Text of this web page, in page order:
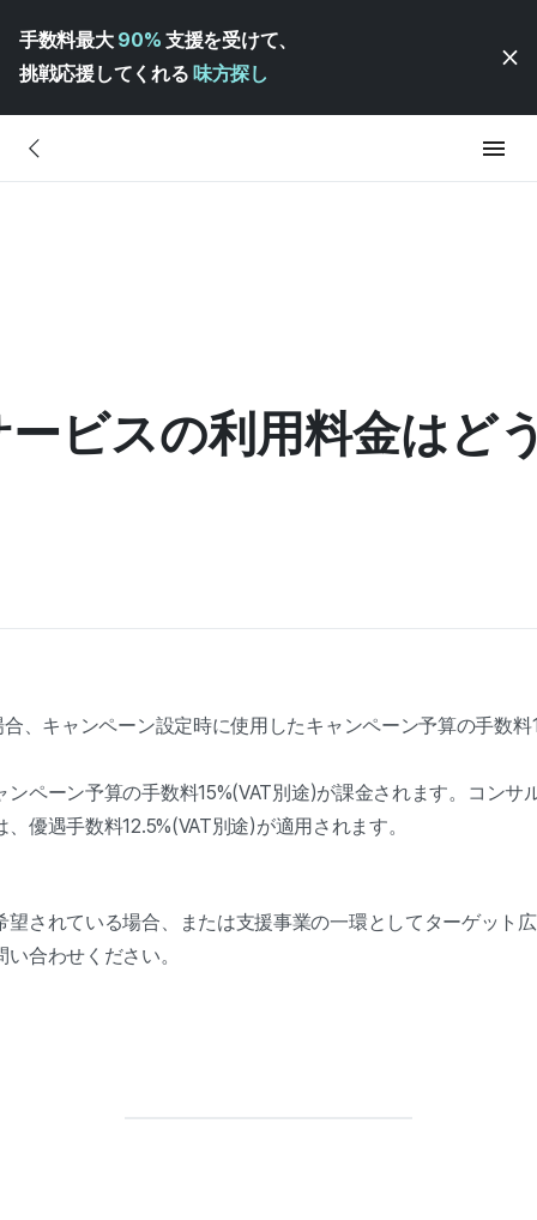
手数料最大 90% 支援を受けて、
挑戦応援してくれる 味方探し
ビスの利用料金はど
、キャンペーン設定時に使用したキャンペーン予算の手数料
ペーン予算の手数料15%(VAT別途)が課金されます。コンサ
優遇手数料12.5%(VAT別途)が適用されます。
望されている場合、または支援事業の一環としてターゲット
合わせください。